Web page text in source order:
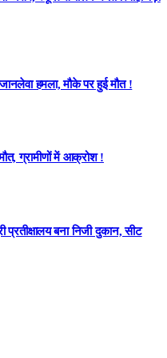
हमला, मौके पर हुई मौत !
ग्रामीणों में आक्रोश !
बना निजी दुकान, सीट